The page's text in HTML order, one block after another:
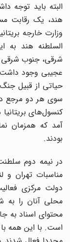
البته باید توجه
هند، یک رقابت
وزارت خارجه
السلطنه هند به
شرقی، جنوب شرقی
عجیبی وجود داشت
حیاتی از قبیل
سوی هر دو مرجع در
کنسول‌های
آمد که همزمان
بودند.
در نیمه دوم
دولت مرکزی
محلی آنان را
محتوای اسناد به جا
است. با این همه با